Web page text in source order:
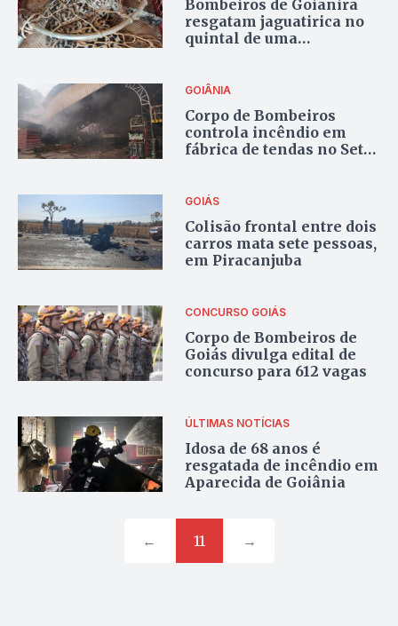
Bombeiros de Goianira
resgatam jaguatirica no
quintal de uma
GOIÂNIA
Corpo de Bombeiros
controla incêndio em
fábrica de tendas no Setor
GOIÁS
Colisão frontal entre dois
carros mata sete pessoas,
em Piracanjuba
CONCURSO GOIÁS
Corpo de Bombeiros de
Goiás divulga edital de
concurso para 612 vagas
ÚLTIMAS NOTÍCIAS
Idosa de 68 anos é
resgatada de incêndio em
Aparecida de Goiânia
← 11 →